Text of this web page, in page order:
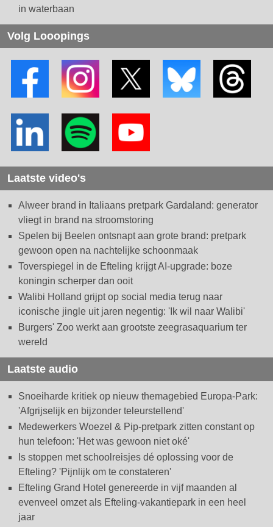
in waterbaan
Volg Looopings
Laatste video's
Alweer brand in Italiaans pretpark Gardaland: generator
vliegt in brand na stroomstoring
Spelen bij Beelen ontsnapt aan grote brand: pretpark
gewoon open na nachtelijke schoonmaak
Toverspiegel in de Efteling krijgt AI-upgrade: boze
koningin scherper dan ooit
Walibi Holland grijpt op social media terug naar
iconische jingle uit jaren negentig: 'Ik wil naar Walibi'
Burgers' Zoo werkt aan grootste zeegrasaquarium ter
wereld
Laatste audio
Snoeiharde kritiek op nieuw themagebied Europa-Park:
'Afgrijselijk en bijzonder teleurstellend'
Medewerkers Woezel & Pip-pretpark zitten constant op
hun telefoon: 'Het was gewoon niet oké'
Is stoppen met schoolreisjes dé oplossing voor de
Efteling? 'Pijnlijk om te constateren'
Efteling Grand Hotel genereerde in vijf maanden al
evenveel omzet als Efteling-vakantiepark in een heel
jaar